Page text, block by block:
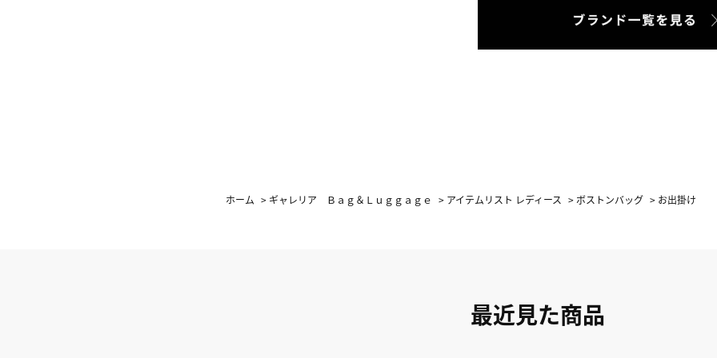
ホーム > ギャレリア Ｂａｇ＆Ｌｕｇｇａｇｅ > アイテムリスト レディース > ボストンバッグ > お出掛け
最近見た商品